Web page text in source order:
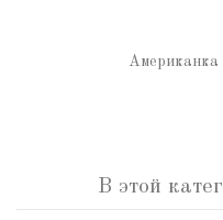
Американка
В этой